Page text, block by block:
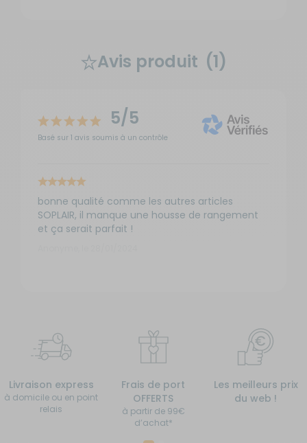
Avis produit (1)
5/5
Basé sur 1 avis soumis à un contrôle
bonne qualité comme les autres articles
SOPLAIR, il manque une housse de rangement
et ça serait parfait !
Livraison express
à domicile ou en point
relais
Frais de port
OFFERTS
à partir de 99€
d’achat*
Les meilleurs prix
du web !